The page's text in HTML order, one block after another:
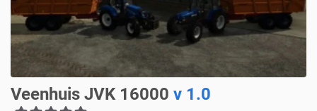
Veenhuis JVK 16000 v 1.0